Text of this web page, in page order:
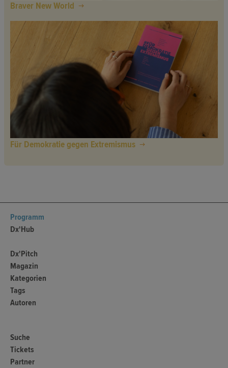
Braver New World
Für Demokratie gegen Extremismus
Programm
Dx'Hub
Dx'Pitch
Magazin
Kategorien
Tags
Autoren
Suche
Tickets
Partner